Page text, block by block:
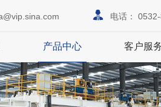
电话：
产品中心 客户服